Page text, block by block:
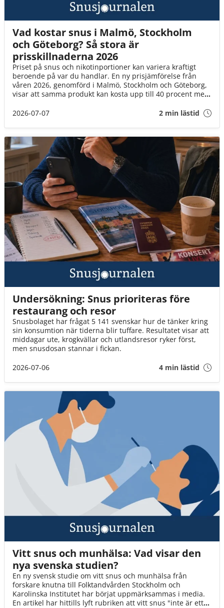
Vad kostar snus i Malmö, Stockholm
och Göteborg? Så stora är
prisskillnaderna 2026
Priset på snus och nikotinportioner kan variera kraftigt
beroende på var du handlar. En ny prisjämförelse från
våren 2026, genomförd i Malmö, Stockholm och Göteborg,
visar att samma produkt kan kosta upp till 40 procent mer
2026-07-07
2 min lästid
Undersökning: Snus prioriteras före
restaurang och resor
Snusbolaget har frågat 5 141 svenskar hur de tänker kring
sin konsumtion när tiderna blir tuffare. Resultatet visar att
middagar ute, krogkvällar och utlandsresor ryker först,
men snusdosan stannar i fickan.
2026-07-06
4 min lästid
Vitt snus och munhälsa: Vad visar den
nya svenska studien?
En ny svensk studie om vitt snus och munhälsa från
forskare knutna till Folktandvården Stockholm och
Karolinska Institutet har börjat uppmärksammas i media.
En artikel har hittills lyft rubriken att vitt snus "inte är ett